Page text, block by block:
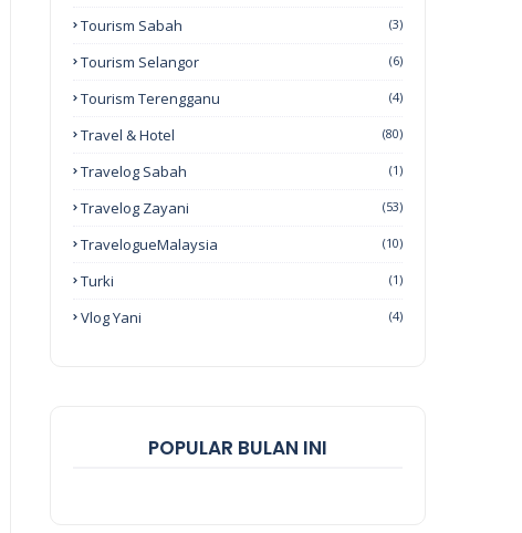
Tourism Sabah (3)
Tourism Selangor (6)
Tourism Terengganu (4)
Travel & Hotel (80)
Travelog Sabah (1)
Travelog Zayani (53)
TravelogueMalaysia (10)
Turki (1)
Vlog Yani (4)
POPULAR BULAN INI